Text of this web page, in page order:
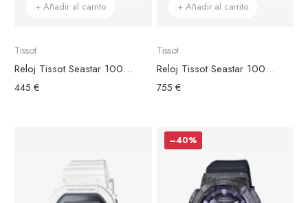
+ Añadir al carrito
Tissot
Reloj Tissot Seastar 1000 40mm Brazalete Acero
445 €
+ Añadir al carrito
Tissot
Reloj Tissot Seastar 1000 Powermatic 80 Esfera Negra 40mm
755 €
–40%